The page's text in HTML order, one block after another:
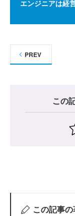
エンジニアは経
PREV
この
この記事